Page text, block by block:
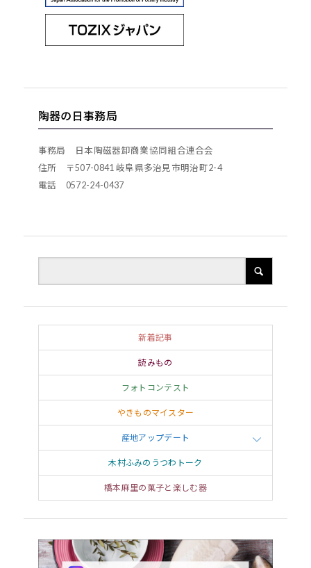
陶器の日事務局
事務局 日本陶磁器卸商業協同組合連合会
住所 〒507-0841 岐阜県多治見市明治町2-4
電話 0572-24-0437
新着記事
読みもの
フォトコンテスト
やきものマイスター
産地アップデート
木村ふみのうつわトーク
橋本麻里の菓子と楽しむ器